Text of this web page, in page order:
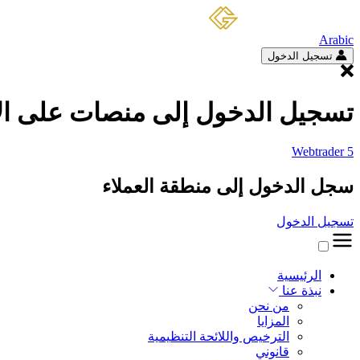
Arabic
تسجيل الدخول
تسجيل الدخول إلى منصات على
Webtrader 5
سجل الدخول إلى منطقة العملاء
تسجيل الدخول
الرئيسية
نبذة عنا
من نحن
المزايا
الترخيص واللائحة التنظيمية
قانوني